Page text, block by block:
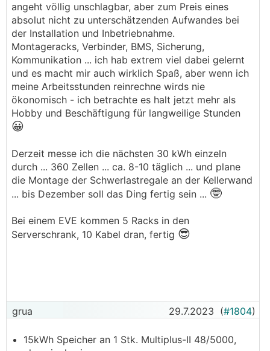
Hm würd ich auch machen, nur hab ich zurzeit
leider keine Muße sowas anzugehen und wenn
ich meinen quasi noch neuen LiFePo4 jetzt
wieder abbaue und verkaufe kann echt eine
kleine Ehe-Diskussion entstehen😅
angeht völlig unschlagbar, aber zum Preis eines
absolut nicht zu unterschätzenden Aufwandes bei
der Installation und Inbetriebnahme.
Montageracks, Verbinder, BMS, Sicherung,
Kommunikation ... ich hab extrem viel dabei gelernt
und es macht mir auch wirklich Spaß, aber wenn ich
meine Arbeitsstunden reinrechne wirds nie
ökonomisch - ich betrachte es halt jetzt mehr als
Hobby und Beschäftigung für langweilige Stunden
😀
Derzeit messe ich die nächsten 30 kWh einzeln
durch ... 360 Zellen ... ca. 8-10 täglich ... und plane
die Montage der Schwerlastregale an der Kellerwand
... bis Dezember soll das Ding fertig sein ... 🤓
Bei einem EVE kommen 5 Racks in den
Serverschrank, 10 Kabel dran, fertig 😎
grua 29.7.2023 (#1804)
15kWh Speicher an 1 Stk. Multiplus-II 48/5000,